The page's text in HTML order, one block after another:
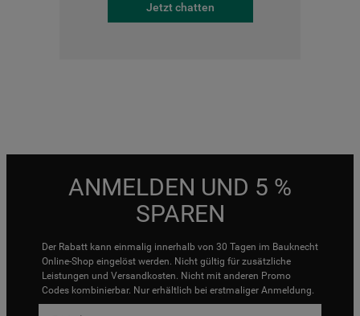
Jetzt chatten
ANMELDEN UND 5 %
SPAREN
Der Rabatt kann einmalig innerhalb von 30 Tagen im Bauknecht
Online-Shop eingelöst werden. Nicht gültig für zusätzliche
Leistungen und Versandkosten. Nicht mit anderen Promo
Codes kombinierbar. Nur erhältlich bei erstmaliger Anmeldung.